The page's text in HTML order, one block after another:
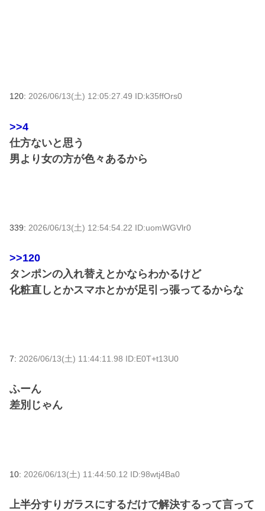
120: 2026/06/13(土) 12:05:27.49 ID:k35ffOrs0
>>4
仕方ないと思う
男より女の方が色々あるから
339: 2026/06/13(土) 12:54:54.22 ID:uomWGVlr0
>>120
タンポンの入れ替えとかならわかるけど
化粧直しとかスマホとかが足引っ張ってるからな
7: 2026/06/13(土) 11:44:11.98 ID:E0T+t13U0
ふーん
差別じゃん
10: 2026/06/13(土) 11:44:50.12 ID:98wtj4Ba0
上半分すりガラスにするだけで解決するって言って